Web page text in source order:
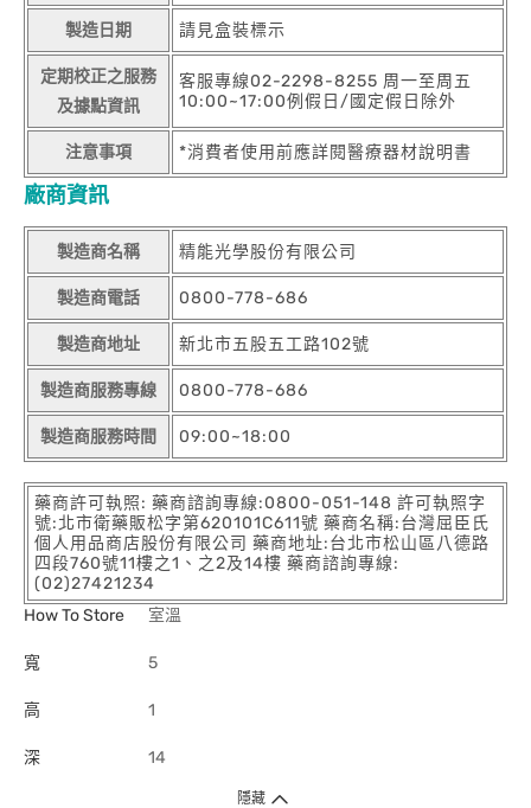
製造日期 請見盒裝標示
定期校正之服務
及據點資訊
客服專線02-2298-8255 周一至周五
10:00~17:00例假日/國定假日除外
注意事項 *消費者使用前應詳閱醫療器材說明書
廠商資訊
製造商名稱 精能光學股份有限公司
製造商電話 0800-778-686
製造商地址 新北市五股五工路102號
製造商服務專線 0800-778-686
製造商服務時間 09:00~18:00
藥商許可執照: 藥商諮詢專線:0800-051-148 許可執照字
號:北市衛藥販松字第620101C611號 藥商名稱:台灣屈臣氏
個人用品商店股份有限公司 藥商地址:台北市松山區八德路
四段760號11樓之1、之2及14樓 藥商諮詢專線:
(02)27421234
How To Store
室溫
寬 5
高 1
深 14
隱藏